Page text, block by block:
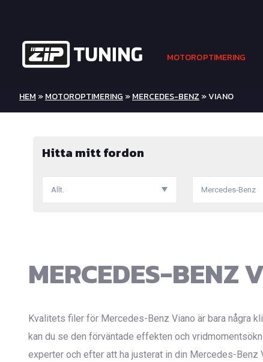
MOTOROPTIMERING
HEM »MOTOROPTIMERING »MERCEDES-BENZ » VIANO
Hitta mitt fordon
Allt. Mercedes-Benz
MERCEDES-BENZ
Kvalitets filer för Mercedes-Benz Viano är bara några
kan du se den förväntade effekten och
experter och efter att ha justerat in din Mercedes-